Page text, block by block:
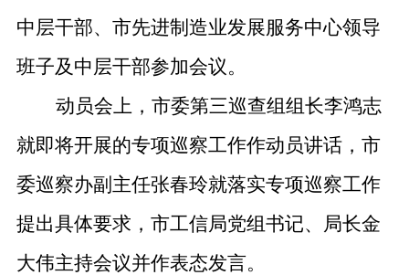
中层干部、市先进制造业发展服务中心领导
班子及中层干部参加会议。
动员会上，市委第三巡查组组长李鸿志
就即将开展的专项巡察工作作动员讲话，市
委巡察办副主任张春玲就落实专项巡察工作
提出具体要求，市工信局党组书记、局长金
大伟主持会议并作表态发言。